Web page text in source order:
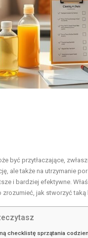
być przytłaczające,
ale także na utrzymanie
i bardziej efektywne.
jak stworzyć taką
checklistę sprzątania